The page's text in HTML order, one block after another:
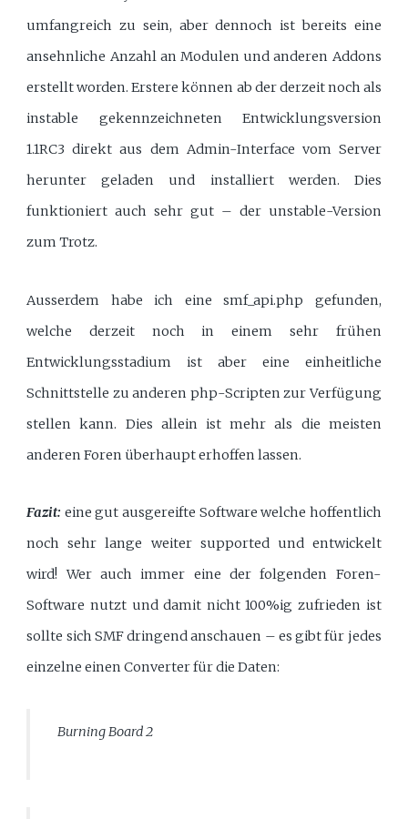
umfangreich zu sein, aber dennoch ist bereits eine
ansehnliche Anzahl an Modulen und anderen Addons
erstellt worden. Erstere können ab der derzeit noch als
instable gekennzeichneten Entwicklungsversion
1.1RC3 direkt aus dem Admin-Interface vom Server
herunter geladen und installiert werden. Dies
funktioniert auch sehr gut – der unstable-Version
zum Trotz.
Ausserdem habe ich eine smf_api.php gefunden,
welche derzeit noch in einem sehr frühen
Entwicklungsstadium ist aber eine einheitliche
Schnittstelle zu anderen php-Scripten zur Verfügung
stellen kann. Dies allein ist mehr als die meisten
anderen Foren überhaupt erhoffen lassen.
Fazit: eine gut ausgereifte Software welche hoffentlich
noch sehr lange weiter supported und entwickelt
wird! Wer auch immer eine der folgenden Foren-
Software nutzt und damit nicht 100%ig zufrieden ist
sollte sich SMF dringend anschauen – es gibt für jedes
einzelne einen Converter für die Daten:
Burning Board 2